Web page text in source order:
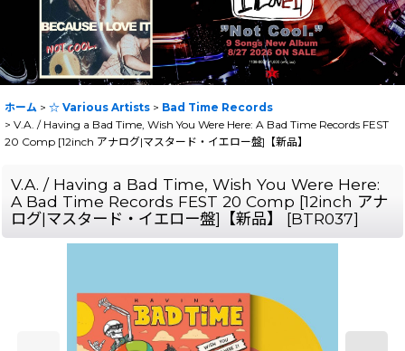
ホーム > ☆ Various Artists > Bad Time Records
> V.A. / Having a Bad Time, Wish You Were Here: A Bad Time Records FEST
20 Comp [12inch アナログ|マスタード・イエロー盤]【新品】
V.A. / Having a Bad Time, Wish You Were Here:
A Bad Time Records FEST 20 Comp [12inch アナ
ログ|マスタード・イエロー盤]【新品】
[BTR037]